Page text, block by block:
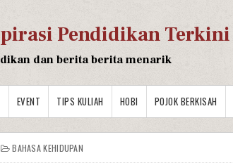
Pendidikan Terkini
dan berita berita menarik
EVENT TIPS KULIAH HOBI POJOK BERKISAH
BAHASA KEHIDUPAN